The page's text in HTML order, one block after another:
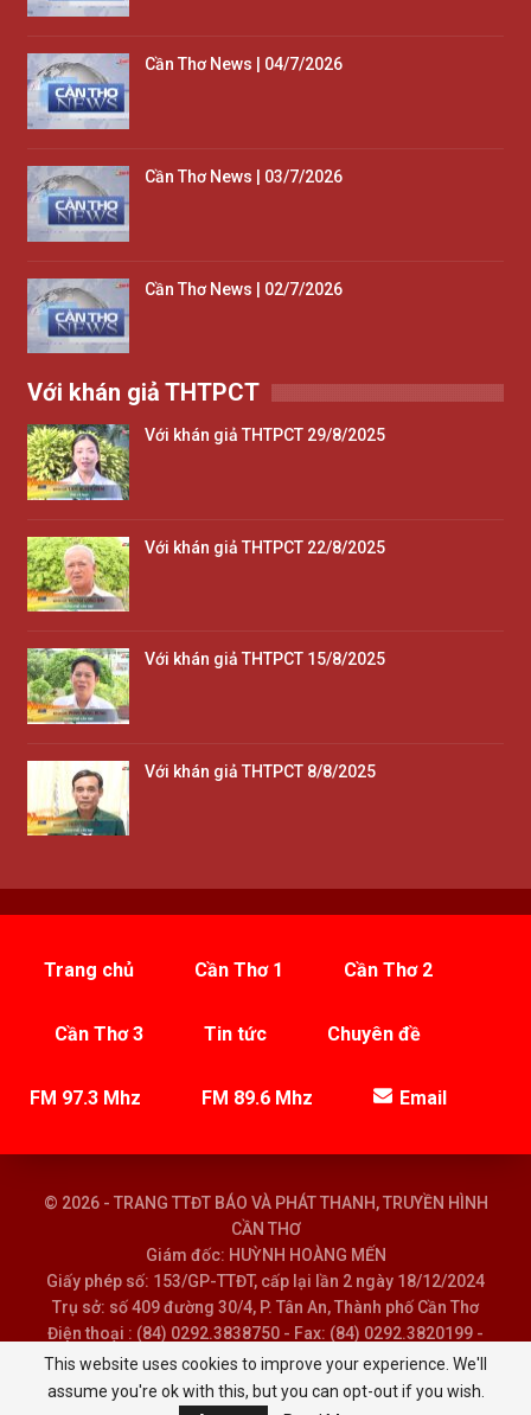
Cần Thơ News | 04/7/2026
Cần Thơ News | 03/7/2026
Cần Thơ News | 02/7/2026
Với khán giả THTPCT
Với khán giả THTPCT 29/8/2025
Với khán giả THTPCT 22/8/2025
Với khán giả THTPCT 15/8/2025
Với khán giả THTPCT 8/8/2025
Trang chủ Cần Thơ 1 Cần Thơ 2
Cần Thơ 3 Tin tức Chuyên đề
FM 97.3 Mhz FM 89.6 Mhz Email
© 2026 - TRANG TTĐT BÁO VÀ PHÁT THANH, TRUYỀN HÌNH
CẦN THƠ
Giám đốc: HUỲNH HOÀNG MẾN
Giấy phép số: 153/GP-TTĐT, cấp lại lần 2 ngày 18/12/2024
Trụ sở: số 409 đường 30/4, P. Tân An, Thành phố Cần Thơ
Điện thoại : (84) 0292.3838750 - Fax: (84) 0292.3820199 -
Email : baoptth@cantho.gov.vn
This website uses cookies to improve your experience. We'll
assume you're ok with this, but you can opt-out if you wish.